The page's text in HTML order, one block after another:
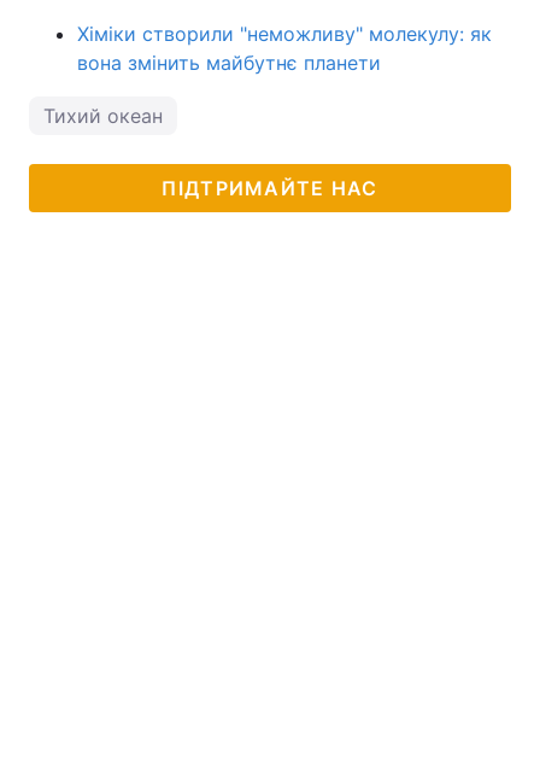
Хіміки створили "неможливу" молекулу: як
вона змінить майбутнє планети
Тихий океан
ПІДТРИМАЙТЕ НАС